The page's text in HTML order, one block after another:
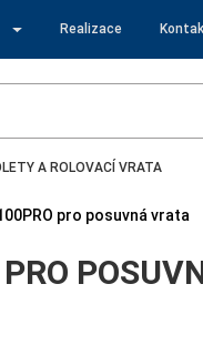
Realizace
A ROLOVACÍ VRATA
pro posuvná vrata